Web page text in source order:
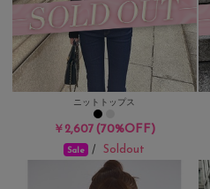
ニットトップス
￥2,607(70%OFF)
Sale /Soldout